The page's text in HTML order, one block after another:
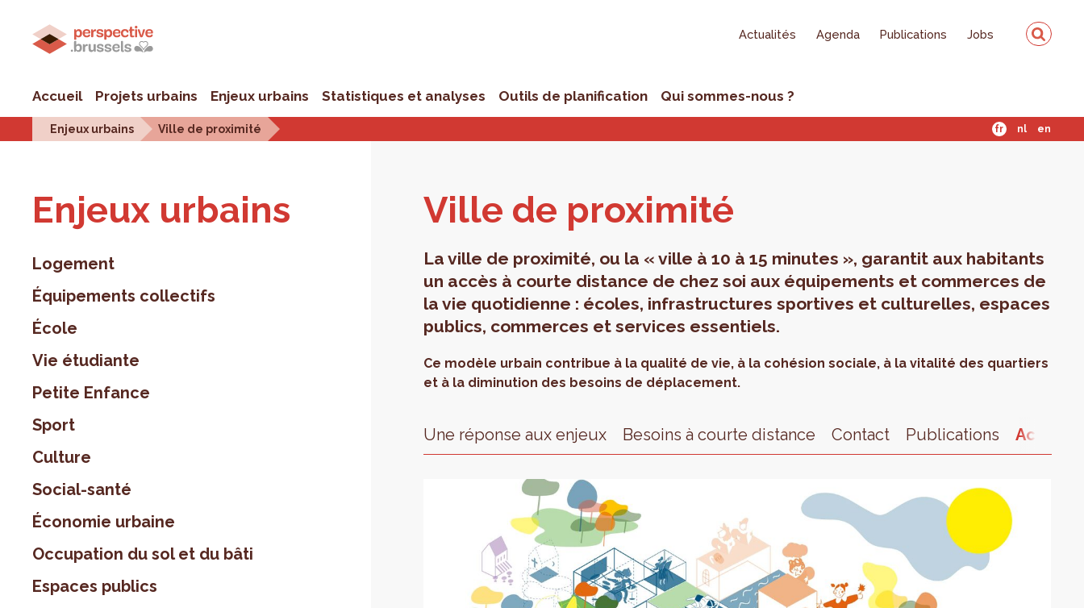
Actualités Agenda Publications Jobs
Accueil Projets urbains Enjeux urbains Statistiques et analyses Outils de planification Qui sommes-nous ?
Enjeux urbains Ville de proximité fr nl en
Enjeux urbains
Logement
Équipements collectifs
École
Vie étudiante
Petite Enfance
Sport
Culture
Social-santé
Économie urbaine
Occupation du sol et du bâti
Espaces publics
Ville de proxi­mité
La ville de proximité, ou la « ville à 10 à 15 minutes », garantit aux habitants
un accès à courte distance de chez soi aux équipements et commerces de
la vie quotidienne : écoles, infrastructures sportives et culturelles, espaces
publics, commerces et services essentiels.
Ce modèle urbain contribue à la qualité de vie, à la cohésion sociale, à la vitalité des quartiers
et à la diminution des besoins de déplacement.
Une réponse aux enjeux Besoins à courte distance Contact Publications